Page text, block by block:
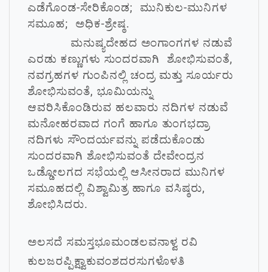
ಎಡೆಗೊಂಡ-ಸೇರಿಕೊಂಡ; ಮುನಿಕುಲ-ಮುನಿಗಳ
ಸಮೂಹ; ಅಧಿಕ-ಶ್ರೇಷ್ಠ.
ಮನುಷ್ಯದೇಹದ ಅಂಗಾಂಗಗಳ ನಡುವೆ
ಎರಡು ಕಣ್ಣುಗಳು ಸುಂದರವಾಗಿ ಶೋಭಿಸುವಂತೆ,
ನವಗ್ರಹಗಳ ಗುಂಪಿನಲ್ಲಿ ಚಂದ್ರ ಮತ್ತು ಸೂರ್ಯರು
ಶೋಭಿಸುವಂತೆ, ಭೂಮಿಯನ್ನು
ಆವರಿಸಿಕೊಂಡಿರುವ ಹಲವಾರು ನದಿಗಳ ನಡುವೆ
ಮನೋಹರವಾದ ಗಂಗೆ ಹಾಗೂ ತುಂಗಭದ್ರಾ
ನದಿಗಳು ಸೌಂದರ್ಯವನ್ನು ಪಡೆದುಕೊಂಡು
ಸುಂದರವಾಗಿ ಶೋಭಿಸುವಂತೆ ದೇವೇಂದ್ರನ
ಒಡ್ಡೋಲಗದ ಸಭೆಯಲ್ಲಿ ಆಸೀನರಾದ ಮುನಿಗಳ
ಸಮೂಹದಲ್ಲಿ ವಿಶ್ವಾಮಿತ್ರ ಹಾಗೂ ವಸಿಷ್ಠರು,
ಶೋಭಿಸಿದರು.
ಅಲಸದೆ ಸಮಸ್ತಭೂಮಂಡಲವನಾಳ್ವ ರವಿ
ಕುಲಜರಪ್ಪಿಕ್ಷ್ವಾಕುವಂಶದರಸುಗಳೊಳತಿ